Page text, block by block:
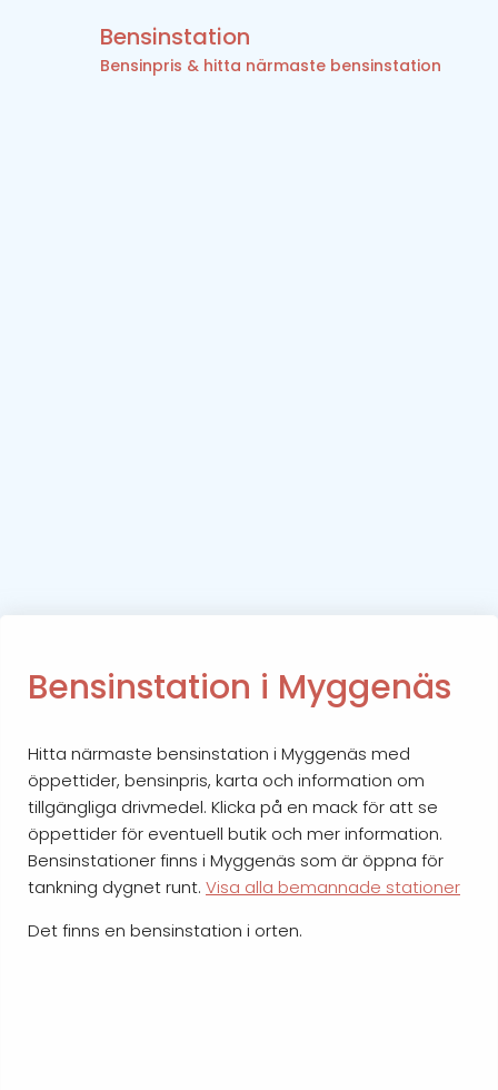
Bensinstation
Bensinpris & hitta närmaste bensinstation
Bensinstation i Myggenäs
Hitta närmaste bensinstation i Myggenäs med
öppettider, bensinpris, karta och information om
tillgängliga drivmedel. Klicka på en mack för att se
öppettider för eventuell butik och mer information.
Bensinstationer finns i Myggenäs som är öppna för
tankning dygnet runt. Visa alla bemannade stationer
Det finns en bensinstation i orten.